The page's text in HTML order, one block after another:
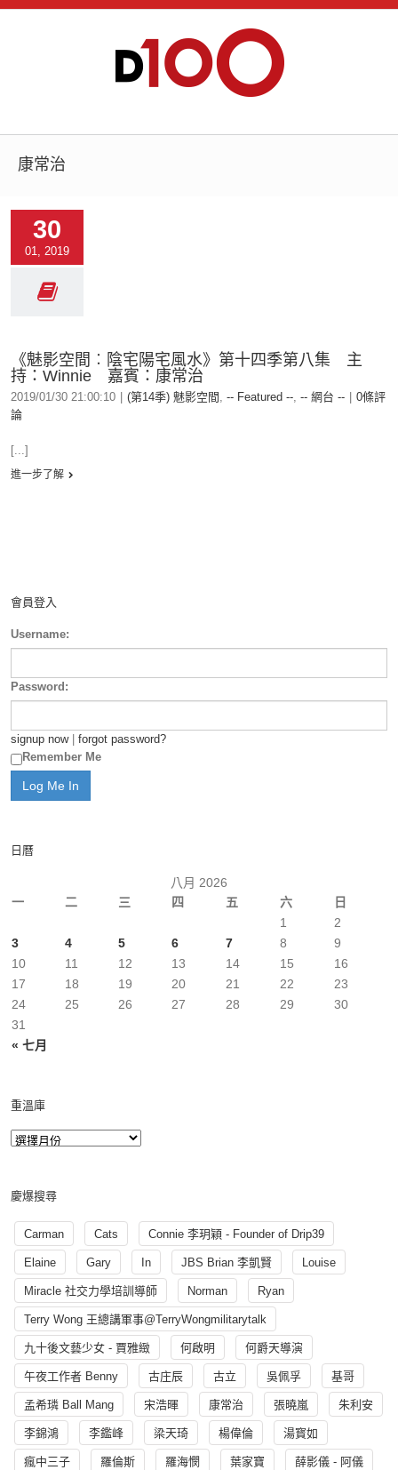
康常治
30
01, 2019
《魅影空間︰陰宅陽宅風水》第十四季第八集 主
持：Winnie 嘉賓：康常治
2019/01/30 21:00:10 (第14季) 魅影空間 , -- Featured --, -- 網台 --
0條評
論
[...]
進一步了解
會員登入
Username:
Password:
signup now| forgot password?
Remember Me
日曆
八月 2026
一
二 三 四 五 六 日
« 七月
1
2
3
4 5 6 7 8
9
10
11 12 13 14 15
16
17
18 19 20 21 22
23
24
25 26 27 28 29
30
31
重溫庫
慶爆搜尋
Carman Cats Connie 李玥穎 - Founder of Drip39
Elaine Gary In JBS Brian 李凱賢 Louise
Miracle 社交力學培訓導師 Norman Ryan
Terry Wong 王總講軍事@TerryWongmilitarytalk
九十後文藝少女 - 賈雅緻 何啟明 何爵天導演
午夜工作者 Benny 古庄辰 古立 吳佩孚 基哥
孟希璘 Ball Mang 宋浩暉 康常治 張曉嵐 朱利安
李錦鴻 李鑑峰 梁天琦 楊偉倫 湯寳如
瘋中三子 羅倫斯 羅海憫 葉家寶 薛影儀 - 阿儀